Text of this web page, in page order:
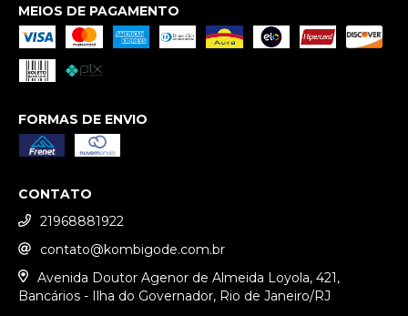
MEIOS DE PAGAMENTO
FORMAS DE ENVIO
CONTATO
21968881922
contato@kombigode.com.br
Avenida Doutor Agenor de Almeida Loyola, 421,
Bancários - Ilha do Governador, Rio de Janeiro/RJ